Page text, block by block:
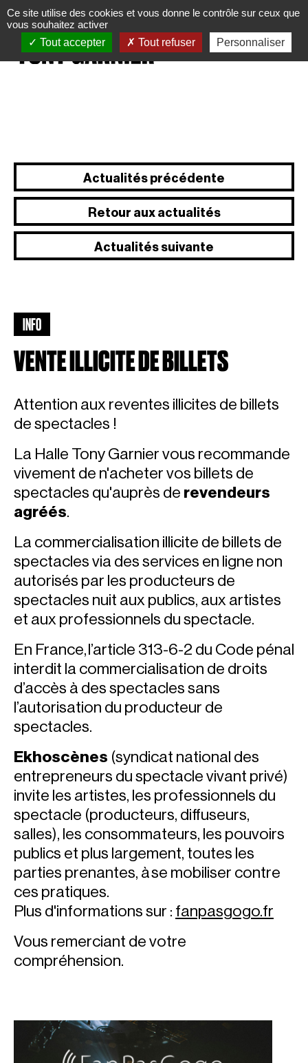
Actualités précédente
Retour aux actualités
Actualités suivante
INFO
VENTE ILLICITE DE BILLETS
Attention aux reventes illicites de billets
de spectacles !
La Halle Tony Garnier vous recommande
vivement de n'acheter vos billets de
spectacles qu'auprès de revendeurs
agréés.
La commercialisation illicite de billets de
spectacles via des services en ligne non
autorisés par les producteurs de
spectacles nuit aux publics, aux artistes
et aux professionnels du spectacle.
En France, l’article 313-6-2 du Code pénal
interdit la commercialisation de droits
d’accès à des spectacles sans
l’autorisation du producteur de
spectacles.
Ekhoscènes (syndicat national des
entrepreneurs du spectacle vivant privé)
invite les artistes, les professionnels du
spectacle (producteurs, diffuseurs,
salles), les consommateurs, les pouvoirs
publics et plus largement, toutes les
parties prenantes, à se mobiliser contre
ces pratiques.
Plus d'informations sur : fanpasgogo.fr
Vous remerciant de votre
compréhension.
Panneau de gestion des cookies
Ce site utilise des cookies et vous donne le contrôle sur ceux que
vous souhaitez activer
Tout accepter
Tout refuser Personnaliser